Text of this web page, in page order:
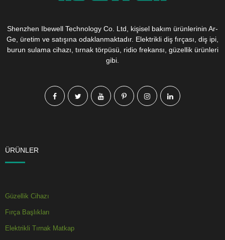
Shenzhen Ibewell Technology Co. Ltd, kişisel bakım ürünlerinin Ar-
Ge, üretim ve satışına odaklanmaktadır. Elektrikli diş fırçası, diş ipi,
burun sulama cihazı, tırnak törpüsü, ridio frekansı, güzellik ürünleri
gibi.
ÜRÜNLER
Güzellik Cihazı
Fırça Başlıkları
Elektrikli Tırnak Matkap